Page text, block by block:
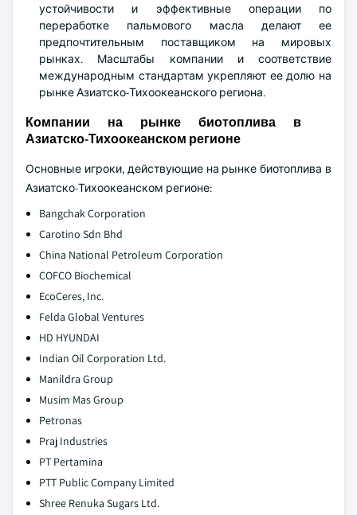
устойчивости и эффективные операции по
переработке пальмового масла делают ее
предпочтительным поставщиком на мировых
рынках. Масштабы компании и соответствие
международным стандартам укрепляют ее долю на
рынке Азиатско-Тихоокеанского региона.
Компании на рынке биотоплива в
Азиатско-Тихоокеанском регионе
Основные игроки, действующие на рынке биотоплива в
Азиатско-Тихоокеанском регионе:
Bangchak Corporation
Carotino Sdn Bhd
China National Petroleum Corporation
COFCO Biochemical
EcoCeres, Inc.
Felda Global Ventures
HD HYUNDAI
Indian Oil Corporation Ltd.
Manildra Group
Musim Mas Group
Petronas
Praj Industries
PT Pertamina
PTT Public Company Limited
Shree Renuka Sugars Ltd.